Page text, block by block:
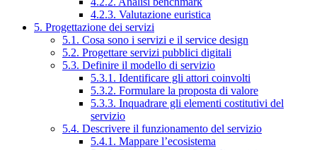
4.2.3. Valutazione euristica
5. Progettazione dei servizi
5.1. Cosa sono i servizi e il service design
5.2. Progettare servizi pubblici digitali
5.3. Definire il modello di servizio
5.3.1. Identificare gli attori coinvolti
5.3.2. Formulare la proposta di valore
5.3.3. Inquadrare gli elementi costitutivi del
servizio
5.4. Descrivere il funzionamento del servizio
5.4.1. Mappare l’ecosistema